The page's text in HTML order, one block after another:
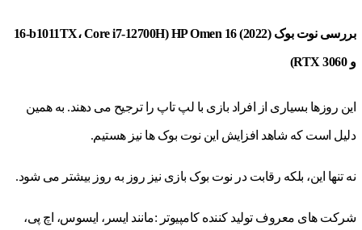
بررسی نوت بوک HP Omen 16 (2022) (16-b1011TX، Core i7-12700H
و RTX 3060)
این روزها بسیاری از افراد بازی با لپ تاپ را ترجیح می دهند. به همین
دلیل است که شاهد افزایش این نوت بوک ها نیز هستیم.
نه تنها این، بلکه رقابت در نوت بوک بازی نیز روز به روز بیشتر می شود.
شرکت های معروف تولید کننده کامپیوتر :مانند ایسر، ایسوس، اچ پی،